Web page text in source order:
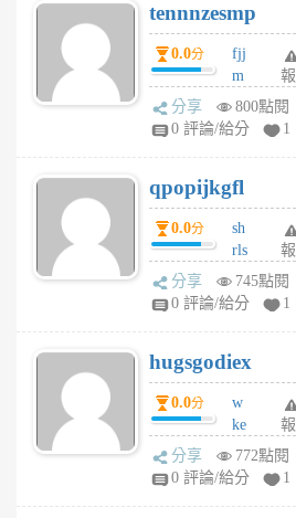
6
個
月
前
tennnzesmp
0.0分
fjj
m
w
rs
6
個
月
前
報
分享
800點閱
0 評論/給分
1
qpopijkgfl
0.0分
sh
rls
k
m
6
個
月
前
報
分享
745點閱
0 評論/給分
1
hugsgodiex
0.0分
w
ke
rv
pj
報
分享
772點閱
0 評論/給分
1